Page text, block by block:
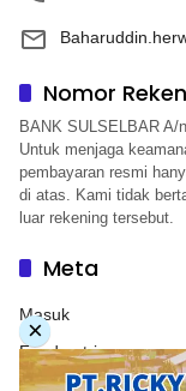
Nomor
BANK SULSELBAR A/
Untuk menjaga
pembayaran resmi
di atas. Kami tidak
luar rekening tersebut.
Meta
Masuk
Feed entri
×